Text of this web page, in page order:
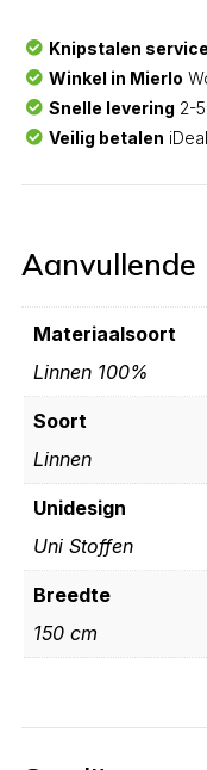
Knipstalen service
Winkel in Mierlo
Snelle levering 2-
Veilig betalen
Materiaalsoort
Linnen 100%
Soort
Linnen
Unidesign
Uni Stoffen
Breedte
150 cm